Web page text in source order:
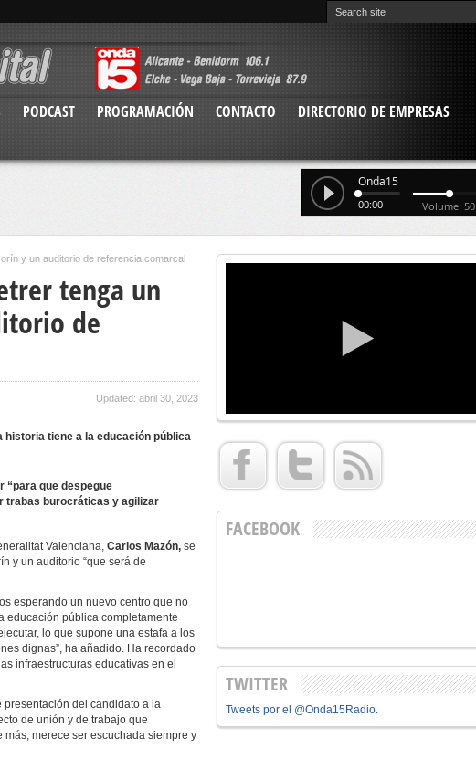
PODCAST PROGRAMACIÓN CONTACTO
DIRECTORIO DE EMPRESAS
Onda15
00:00 Volume: 50
y un auditorio de referencia comarcal
tenga un
de
Updated: abril 30, 2023
historia tiene a la educación pública
“para que despegue
trabas burocráticas y agilizar
Valenciana, Carlos Mazón, se
y un auditorio “que será de
esperando un nuevo centro que no
educación pública completamente
lo que supone una estafa a los
dignas”, ha añadido. Ha recordado
infraestructuras educativas en el
presentación del candidato a la
de unión y de trabajo que
merece ser escuchada siempre y
FACEBOOK
TWITTER
Tweets por el @Onda15Radio.